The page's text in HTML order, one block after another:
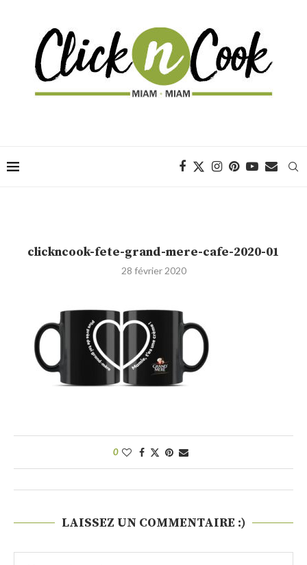
clickncook-fete-grand-mere-cafe-2020-01
28 février 2020
0
LAISSEZ UN COMMENTAIRE :)